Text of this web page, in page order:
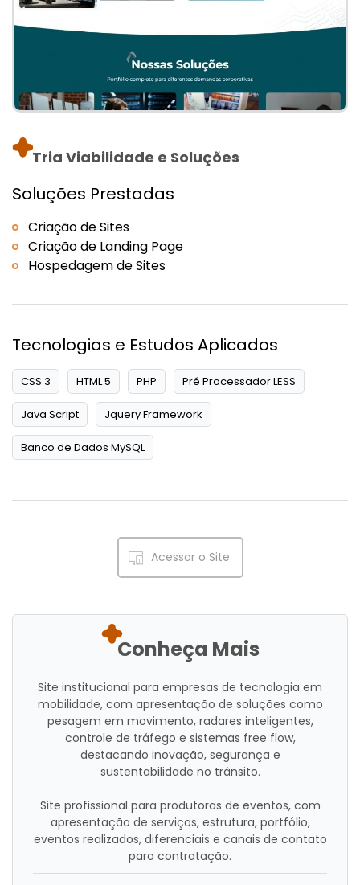
Tria Viabilidade e Soluções
Soluções Prestadas
Criação de Sites
Criação de Landing Page
Hospedagem de Sites
Tecnologias e Estudos Aplicados
CSS 3 HTML 5 PHP Pré Processador LESS
Java Script Jquery Framework
Banco de Dados MySQL
Acessar o Site
Conheça Mais
Site institucional para empresas de tecnologia em
mobilidade, com apresentação de soluções como
pesagem em movimento, radares inteligentes,
controle de tráfego e sistemas free flow,
destacando inovação, segurança e
sustentabilidade no trânsito.
Site profissional para produtoras de eventos, com
apresentação de serviços, estrutura, portfólio,
eventos realizados, diferenciais e canais de contato
para contratação.